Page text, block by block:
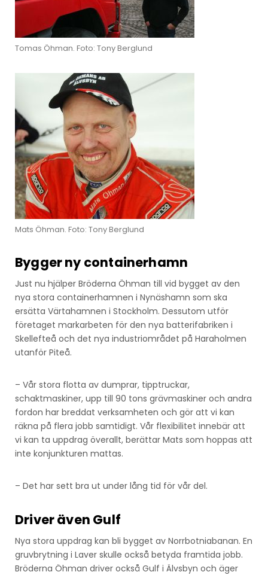
Tomas Öhman. Foto: Tony Berglund
Mats Öhman. Foto: Tony Berglund
Bygger ny containerhamn
Just nu hjälper Bröderna Öhman till vid bygget av den
nya stora containerhamnen i Nynäshamn som ska
ersätta Värtahamnen i Stockholm. Dessutom utför
företaget markarbeten för den nya batterifabriken i
Skellefteå och det nya industriområdet på Haraholmen
utanför Piteå.
– Vår stora flotta av dumprar, tipptruckar,
schaktmaskiner, upp till 90 tons grävmaskiner och andra
fordon har breddat verksamheten och gör att vi kan
räkna på flera jobb samtidigt. Vår flexibilitet innebär att
vi kan ta uppdrag överallt, berättar Mats som hoppas att
inte konjunkturen mattas.
– Det har sett bra ut under lång tid för vår del.
Driver även Gulf
Nya stora uppdrag kan bli bygget av Norrbotniabanan. En
gruvbrytning i Laver skulle också betyda framtida jobb.
Bröderna Öhman driver också Gulf i Älvsbyn och äger